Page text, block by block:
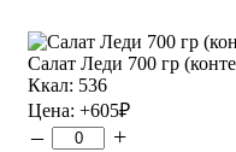
Салат Леди 700 гр
Ккал: 536
Цена: +605₽
– +